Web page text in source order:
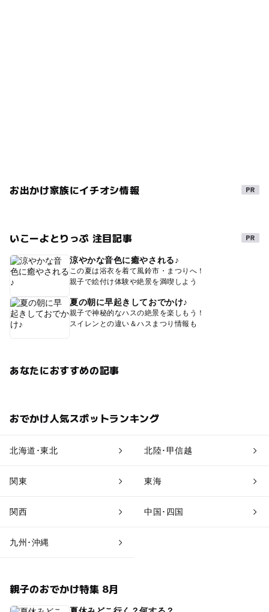
お出かけ家族にイチオシ情報
いこーよとりっぷ 注目記事
涼やかな音色に癒やされる♪
この夏は浴衣を着て風鈴市・まつりへ！
親子で絵付け体験や絶景を満喫しよう
夏の朝に早起きしておでかけ♪
親子で神秘的なハスの絶景を楽しもう！
スイレンとの違い＆ハスまつり情報も
あなたにおすすめの記事
おでかけ人気スポットランキング
北海道･東北 北陸･甲信越
関東 東海
関西 中国･四国
九州･沖縄
親子のおでかけ特集 8月